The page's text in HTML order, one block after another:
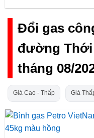
Đổi gas
đường Thới
tháng 08/
Giá Cao - Thấp Giá